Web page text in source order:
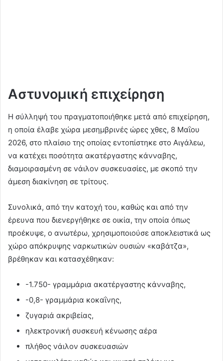
Αστυνομική επιχείρηση
Η σύλληψή του πραγματοποιήθηκε μετά από επιχείρηση,
η οποία έλαβε χώρα μεσημβρινές ώρες χθες, 8 Μαΐου
2026, στο πλαίσιο της οποίας εντοπίστηκε στο Αιγάλεω,
να κατέχει ποσότητα ακατέργαστης κάνναβης,
διαμοιρασμένη σε νάιλον συσκευασίες, με σκοπό την
άμεση διακίνηση σε τρίτους.
Συνολικά, από την κατοχή του, καθώς και από την
έρευνα που διενεργήθηκε σε οικία, την οποία όπως
προέκυψε, ο ανωτέρω, χρησιμοποιούσε αποκλειστικά ως
χώρο απόκρυψης ναρκωτικών ουσιών «καβάτζα»,
βρέθηκαν και κατασχέθηκαν:
-1.750- γραμμάρια ακατέργαστης κάνναβης,
-0,8- γραμμάρια κοκαΐνης,
ζυγαριά ακριβείας,
ηλεκτρονική συσκευή κένωσης αέρα
πλήθος νάιλον συσκευασιών